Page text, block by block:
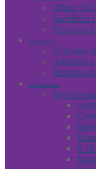
Oficce 365
Santillana
Procesos
Académico
Formatos
Atención a
Horarios
Documentos